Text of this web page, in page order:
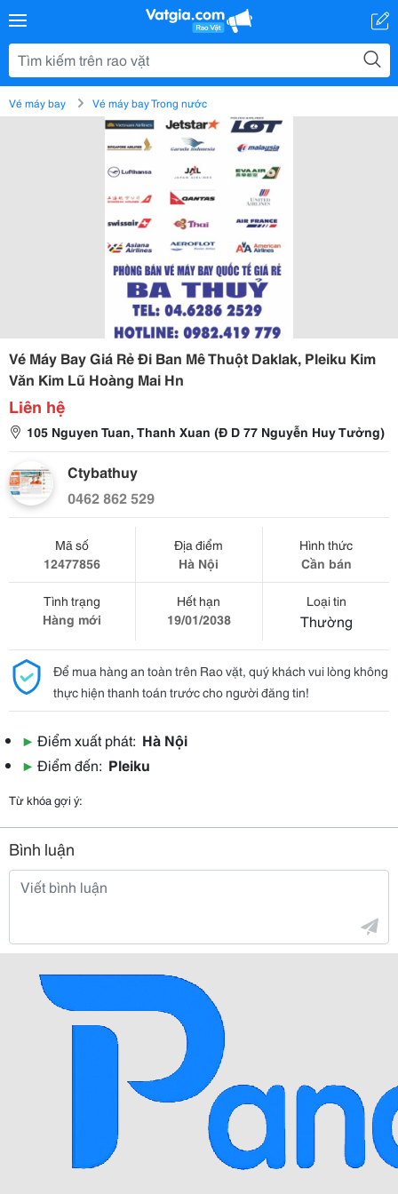
Vé máy bay Vé máy bay Trong nước
Vé Máy Bay Giá Rẻ Đi Ban Mê Thuột Daklak, Pleiku Kim
Văn Kim Lũ Hoàng Mai Hn
Liên hệ
105 Nguyen Tuan, Thanh Xuan (Đ D 77 Nguyễn Huy Tưởng)
Ctybathuy
0462 862 529
Mã số
12477856
Địa điểm
Hà Nội
Hình thức
Cần bán
Tình trạng
Hàng mới
Hết hạn
19/01/2038
Loại tin
Thường
Để mua hàng an toàn trên Rao vặt, quý khách vui lòng không
thực hiện thanh toán trước cho người đăng tin!
▶ Điểm xuất phát: Hà Nội
▶ Điểm đến: Pleiku
Từ khóa gợi ý:
Bình luận